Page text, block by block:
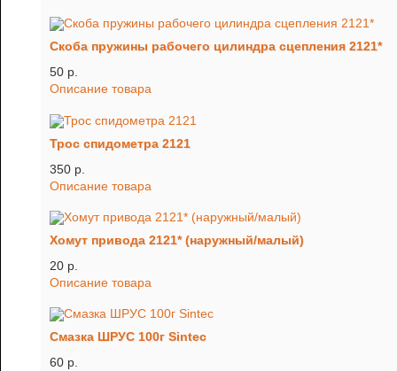
Скоба пружины рабочего цилиндра сцепления 2121*
50 p.
Описание товара
Трос спидометра 2121
350 p.
Описание товара
Хомут привода 2121* (наружный/малый)
20 p.
Описание товара
Смазка ШРУС 100г Sintec
60 p.